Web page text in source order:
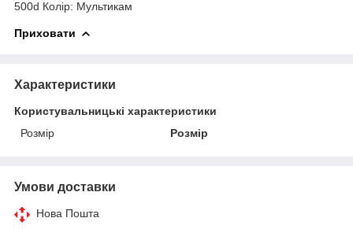
500d Колір: Мультикам
Приховати
Характеристики
Користувальницькі характеристики
Розмір
Розмір
Умови доставки
Нова Пошта